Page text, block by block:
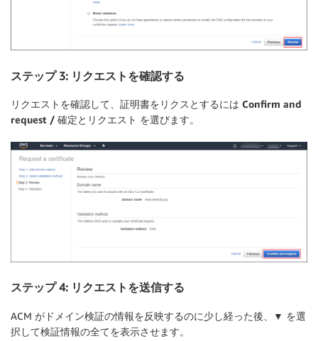
ステップ 3: リクエストを確認する
リクエストを確認して、証明書をリクスとするには Confirm and
request / 確定とリクエスト を選びます。
ステップ 4: リクエストを送信する
ACM がドメイン検証の情報を反映するのに少し経った後、▼ を選
択して検証情報の全てを表示させます。